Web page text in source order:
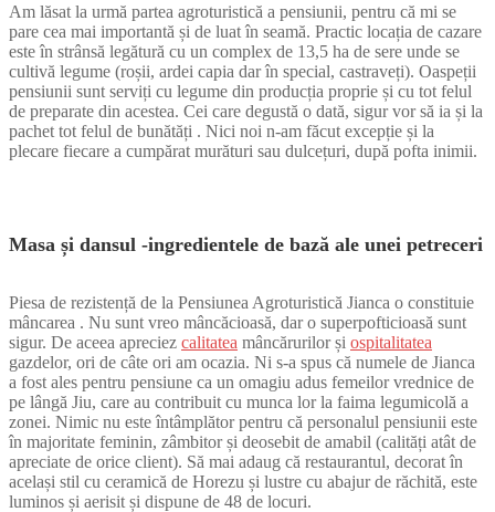
ratat
ocazia
să
testeze
biliardul
–
foto
Am lăsat la urmă partea agroturistică a pensiunii, pentru că mi se
pare cea mai importantă și de luat în seamă. Practic locația de cazare
este în strânsă legătură cu un complex de 13,5 ha de sere unde se
cultivă legume (roșii, ardei capia dar în special, castraveți). Oaspeții
pensiunii sunt serviți cu legume din producția proprie și cu tot felul
de preparate din acestea. Cei care degustă o dată, sigur vor să ia și la
pachet tot felul de bunătăți . Nici noi n-am făcut excepție și la
plecare fiecare a cumpărat murături sau dulcețuri, după pofta inimii.
Masa și dansul -ingredientele de bază ale unei petreceri
Piesa de rezistență de la Pensiunea Agroturistică Jianca o constituie
mâncarea . Nu sunt vreo mâncăcioasă, dar o superpofticioasă sunt
sigur. De aceea apreciez calitatea mâncărurilor și ospitalitatea
gazdelor, ori de câte ori am ocazia. Ni s-a spus că numele de Jianca
a fost ales pentru pensiune ca un omagiu adus femeilor vrednice de
pe lângă Jiu, care au contribuit cu munca lor la faima legumicolă a
zonei. Nimic nu este întâmplător pentru că personalul pensiunii este
în majoritate feminin, zâmbitor și deosebit de amabil (calități atât de
apreciate de orice client). Să mai adaug că restaurantul, decorat în
același stil cu ceramică de Horezu și lustre cu abajur de răchită, este
luminos și aerisit și dispune de 48 de locuri.